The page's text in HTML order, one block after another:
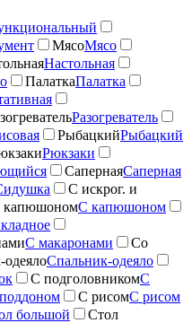
МясоМясо
Настольная
ПалаткаПалатка
Разогреватель
РыбацкийРыбацкий
Рюкзаки
СапернаяСаперная
С искрог. и
капюшономС капюшоном
С макаронами
Со
Спальник-одеяло
С подголовникомС
С рисомС рисом
большой
Стол